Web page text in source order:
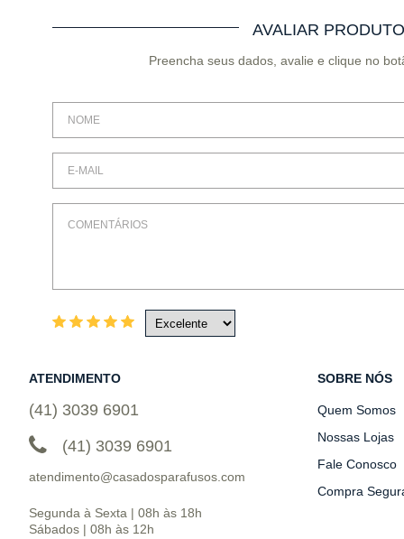
AVALIAR
Preencha seus dados, avalie e clique no
ATENDIMENTO
(41) 3039 6901
(41) 3039 6901
atendimento@casadosparafusos.com
Segunda à Sexta | 08h às 18h
Sábados | 08h às 12h
SOBRE NÓS
Quem Somos
Nossas Lojas
Fale Conosco
Compra